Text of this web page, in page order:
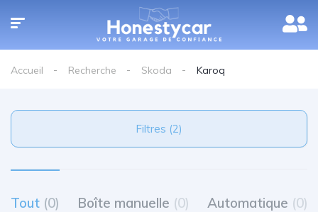
Accueil Recherche Skoda Karoq
Filtres (2)
Tout (0) Boîte manuelle (0) Automatique (0)